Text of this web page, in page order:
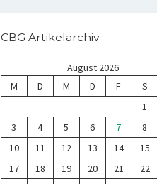
CBG Artikelarchiv
August 2026
M
D M D F S
1
3
4 5 6 7 8
10
11 12 13 14 15
17
18 19 20 21 22